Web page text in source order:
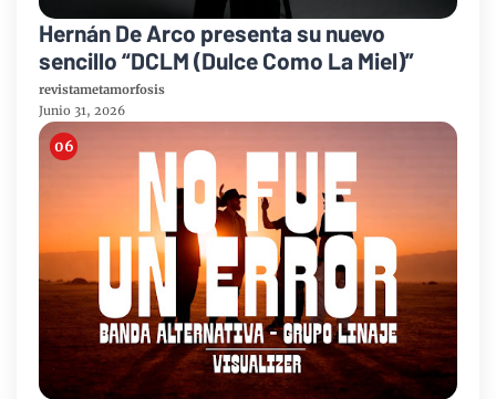
Hernán De Arco presenta su nuevo
sencillo “DCLM (Dulce Como La Miel)”
revistametamorfosis
Junio 31, 2026